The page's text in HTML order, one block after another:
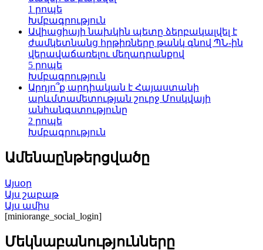
1 րոպե
Խմբագրություն
Ավիացիայի նախկին պետը ձերբակալվել է
ժամկետնանց հրթիռները թանկ գնով ՊՆ-ին
վերավաճառելու մեղադրանքով
5 րոպե
Խմբագրություն
Արդյո՞ք արդիական է Հայաստանի
արևմտամետության շուրջ Մոսկվայի
անհանգստությունը
2 րոպե
Խմբագրություն
Ամենաընթերցվածը
Այսօր
Այս շաբաթ
Այս ամիս
[miniorange_social_login]
Մեկնաբանությունները